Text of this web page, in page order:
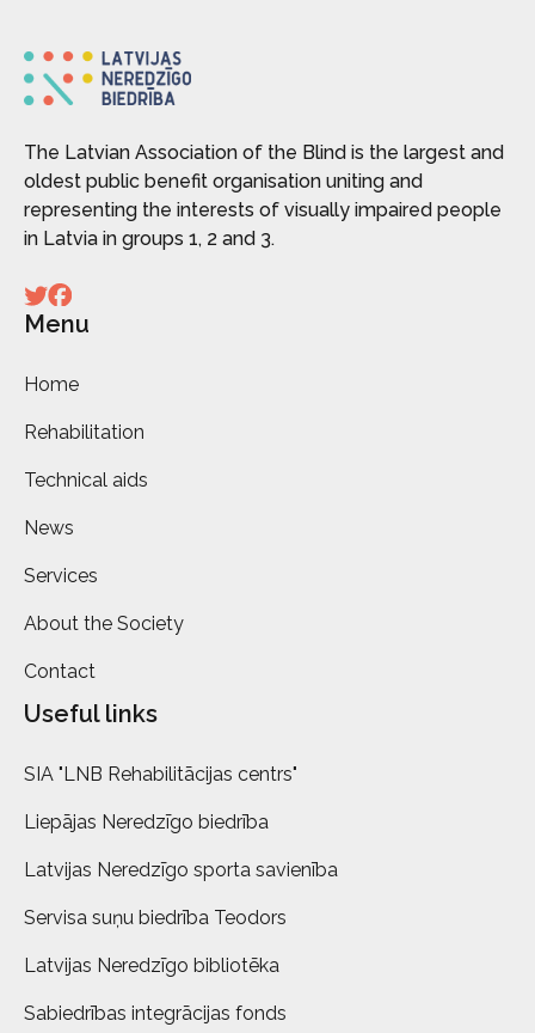
The Latvian Association of the Blind is the largest and
oldest public benefit organisation uniting and
representing the interests of visually impaired people
in Latvia in groups 1, 2 and 3.
Menu
Home
Rehabilitation
Technical aids
News
Services
About the Society
Contact
Useful links
SIA "LNB Rehabilitācijas centrs"
Liepājas Neredzīgo biedrība
Latvijas Neredzīgo sporta savienība
Servisa suņu biedrība Teodors
Latvijas Neredzīgo bibliotēka
Sabiedrības integrācijas fonds